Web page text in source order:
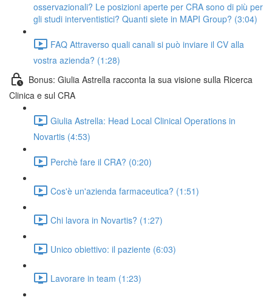
osservazionali? Le posizioni aperte per CRA sono di più per
gli studi interventistici? Quanti siete in MAPI Group? (3:04)
FAQ Attraverso quali canali si può inviare il CV alla
vostra azienda? (1:28)
Bonus: Giulia Astrella racconta la sua visione sulla Ricerca
Clinica e sul CRA
Giulia Astrella: Head Local Clinical Operations in
Novartis (4:53)
Perchè fare il CRA? (0:20)
Cos'è un'azienda farmaceutica? (1:51)
Chi lavora in Novartis? (1:27)
Unico obiettivo: il paziente (6:03)
Lavorare in team (1:23)